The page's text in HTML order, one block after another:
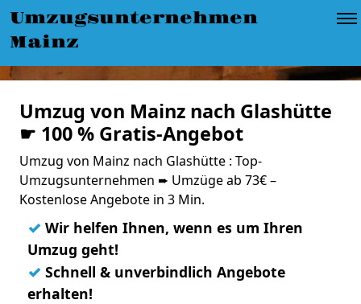
Umzugsunternehmen
Mainz
Umzug von Mainz nach Glashütte
☛ 100 % Gratis-Angebot
Umzug von Mainz nach Glashütte : Top-
Umzugsunternehmen ➨ Umzüge ab 73€ –
Kostenlose Angebote in 3 Min.
✓ Wir helfen Ihnen, wenn es um Ihren
Umzug geht!
✓ Schnell & unverbindlich Angebote
erhalten!